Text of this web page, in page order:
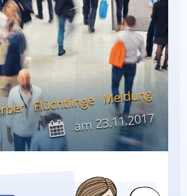
Flüchtlinge Meldung
am23.11.2017